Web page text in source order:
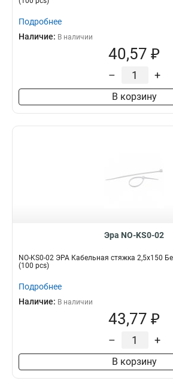
Подробнее
Наличие: В наличии
40,57 ₽
– +
В корзину
Эра NO-KS0-02
NO-KS0-02 ЭРА Кабельная стяжка 2,5х150
(100 pcs)
Подробнее
Наличие: В наличии
43,77 ₽
– +
В корзину